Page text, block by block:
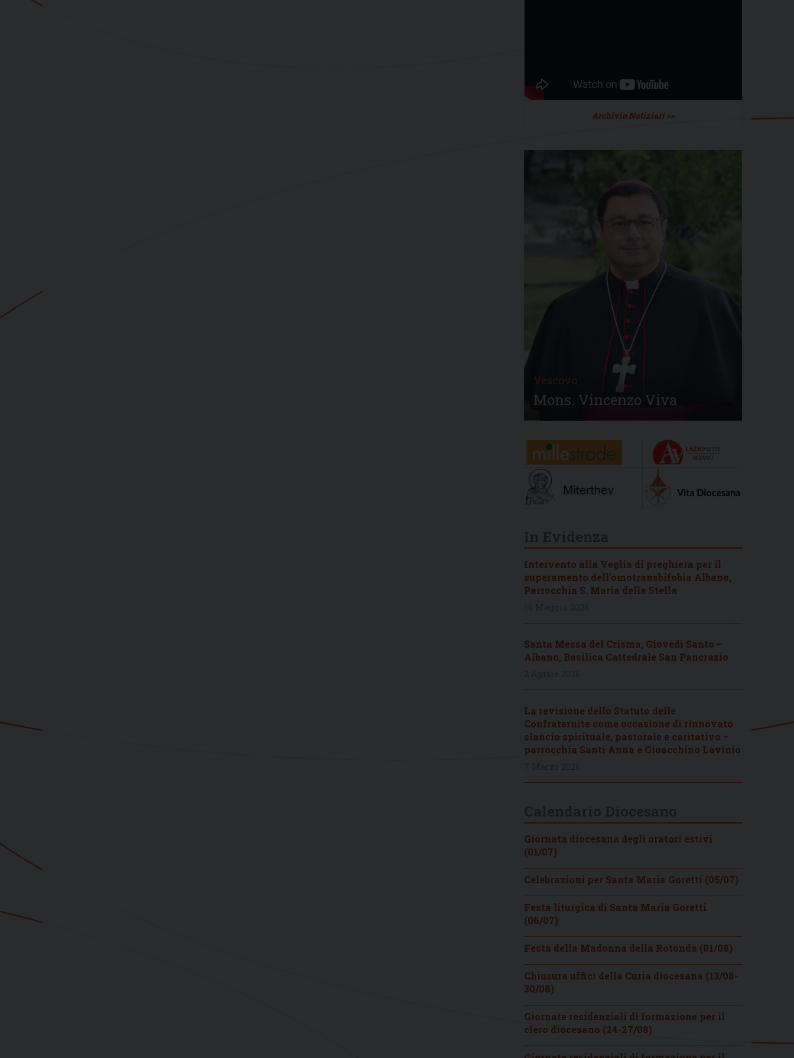
Archivio Notiziari >>
Vescovo
Mons. Vincenzo Viva
Intervento alla Veglia di preghiera per il
superamento dell’omotransbifobia Albano,
Parrocchia S. Maria della Stella
Santa Messa del Crisma, Giovedì Santo –
Albano, Basilica Cattedrale San Pancrazio
La revisione dello Statuto delle
Confraternite come occasione di rinnovato
slancio spirituale, pastorale e caritativo –
parrocchia Santi Anna e Gioacchino Lavinio
Giornata diocesana degli oratori estivi
(01/07)
Celebrazioni per Santa Maria Goretti (05/07)
Festa liturgica di Santa Maria Goretti
(06/07)
Festa della Madonna della Rotonda (01/08)
Chiusura uffici della Curia diocesana (13/08-
30/08)
Giornate residenziali di formazione per il
clero diocesano (24-27/08)